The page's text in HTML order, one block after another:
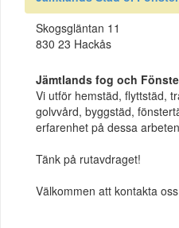
Skogsgläntan 11
830 23 Hackås
Jämtlands fog och
Vi utför hemstäd, flyttstäd,
golvvård, byggstäd,
erfarenhet på dessa
Tänk på rutavdraget!
Välkommen att kontakta